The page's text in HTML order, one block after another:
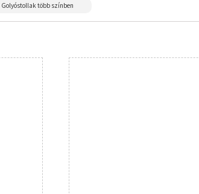
Golyóstollak több színben